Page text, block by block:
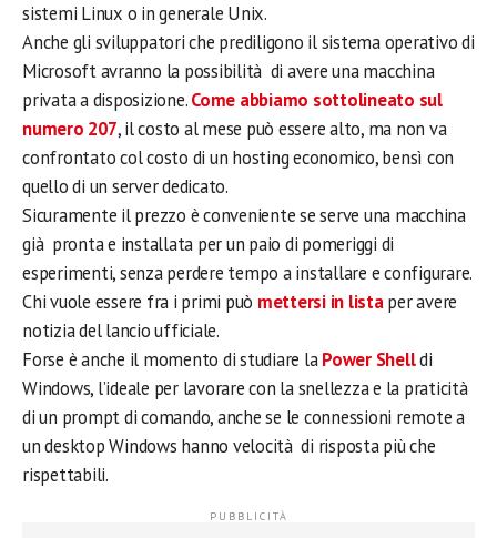
sistemi Linux o in generale Unix.
Anche gli sviluppatori che prediligono il sistema operativo di
Microsoft avranno la possibilità di avere una macchina
privata a disposizione.Come abbiamo sottolineato sul
numero 207, il costo al mese può essere alto, ma non va
confrontato col costo di un hosting economico, bensì con
quello di un server dedicato.
Sicuramente il prezzo è conveniente se serve una macchina
già pronta e installata per un paio di pomeriggi di
esperimenti, senza perdere tempo a installare e configurare.
Chi vuole essere fra i primi può mettersi in listaper avere
notizia del lancio ufficiale.
Forse è anche il momento di studiare laPower Shelldi
Windows, l’ideale per lavorare con la snellezza e la praticità
di un prompt di comando, anche se le connessioni remote a
un desktop Windows hanno velocità di risposta più che
rispettabili.